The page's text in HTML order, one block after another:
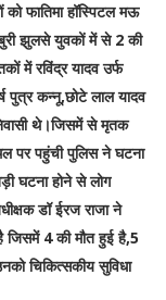
फातिमा हॉस्पिटल मऊ
झुलसे युवकों में से 2 की
में रविंद्र यादव उर्फ
पुत्र कन्नू,छोटे लाल यादव
थे।जिसमें से मृतक
पर पहुंची पुलिस ने घटना
घटना होने से लोग
डॉ ईरज राजा ने
जिसमें 4 की मौत हुई है,5
चिकित्सकीय सुविधा